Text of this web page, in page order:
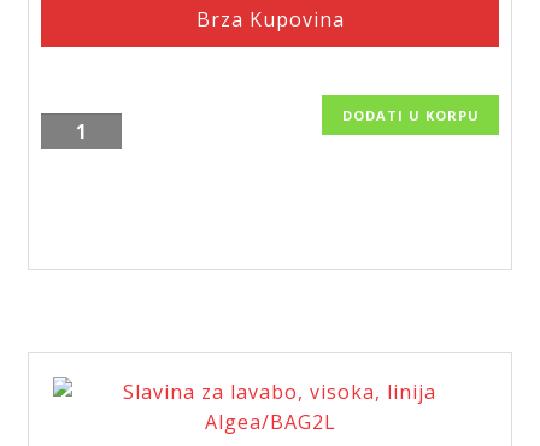
Brza Kupovina
Slavina
za
Zumba
DODATI U KORPU